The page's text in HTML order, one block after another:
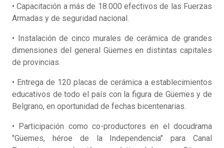
• Capacitación a más de 18.000 efectivos de las Fuerzas
Armadas y de seguridad nacional.
• Instalación de cinco murales de cerámica de grandes
dimensiones del general Güemes en distintas capitales
de provincias.
• Entrega de 120 placas de cerámica a establecimientos
educativos de todo el país con la figura de Güemes y de
Belgrano, en oportunidad de fechas bicentenarias.
• Participación como co-productores en el docudrama
"Güemes, héroe de la Independencia" para Canal